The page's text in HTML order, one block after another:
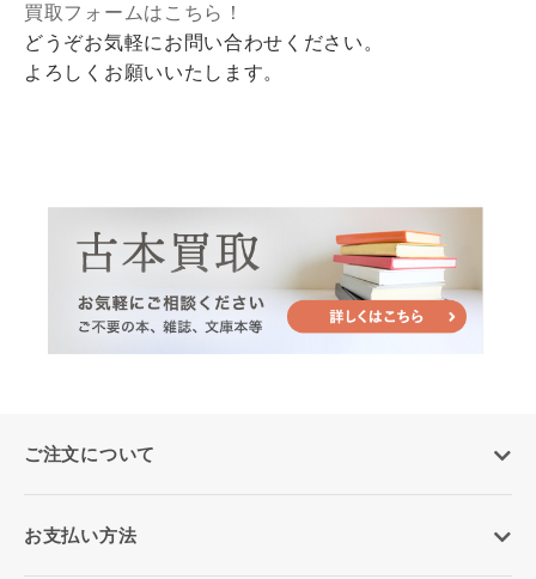
買取フォームはこちら！
どうぞお気軽にお問い合わせください。
よろしくお願いいたします。
ご注文について
お支払い方法